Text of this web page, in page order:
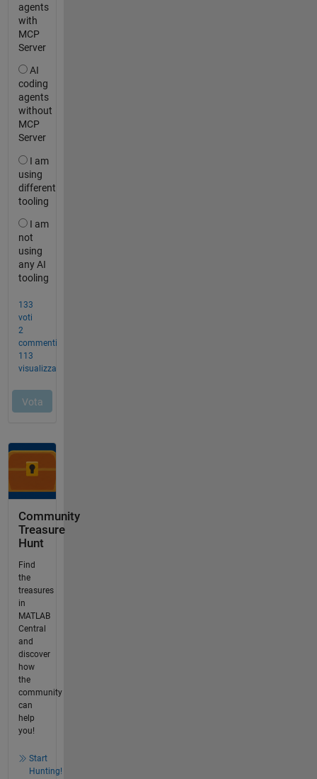
Community
Treasure
Hunt
Find
the
treasures
in
MATLAB
Central
and
discover
how
the
community
can
help
you!
Start
Hunting!